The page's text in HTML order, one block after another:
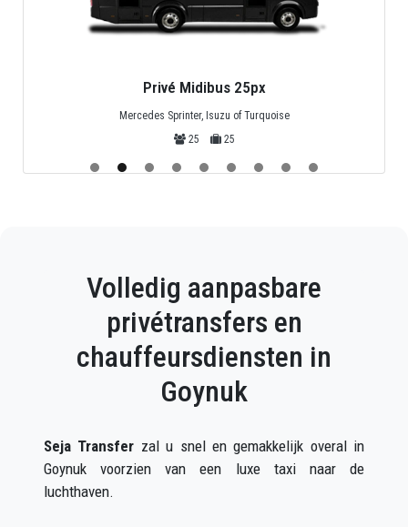
Privé Midibus 25px
Mercedes Sprinter, Isuzu of Turquoise
25
25
Volledig aanpasbare
privétransfers en
chauffeursdiensten in
Goynuk
Seja Transfer zal u snel en gemakkelijk overal in
Goynuk voorzien van een luxe taxi naar de
luchthaven.